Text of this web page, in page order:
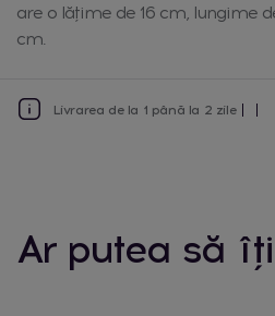
are o lățime de 16 cm, lungime
cm.
Livrarea de la 1 până la 2 zile
Ar putea să